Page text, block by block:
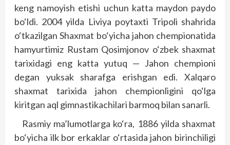
keng namoyish etishi uchun katta maydon paydo
bo‘ldi. 2004 yilda Liviya poytaxti Tripoli shahrida
o‘tkazilgan Shaxmat bo‘yicha jahon chempionatida
hamyurtimiz Rus­tam Qosimjonov o‘zbek shaxmat
tarixidagi eng katta yutuq — Jahon chempioni
degan yuksak sharafga erishgan edi. Xalqaro
shaxmat tarixida jahon chempionligini qo‘lga
kiritgan aql gimnastikachilari barmoq bilan sanarli.
Rasmiy ma’lumotlarga ko‘ra, 1886 yilda shaxmat
bo‘yicha ilk bor erkaklar o‘rtasida jahon birinchiligi